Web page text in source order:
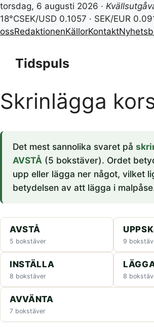
torsdag, 6 augusti 2026 ·
18°CSEK/USD 0.1057 · SEK/EUR
ossRedaktionenKällorKontakt
innehållTidspuls
Skrinlägga
Det mest sannolika svaret på
AVSTÅ(5 bokstäver). Ordet
upp eller lägga ner något, vilket
betydelsen av att lägga i
AVSTÅ
5 bokstäver 9
INSTÄLLA
8 bokstäver 8
AVVÄNTA
7 bokstäver